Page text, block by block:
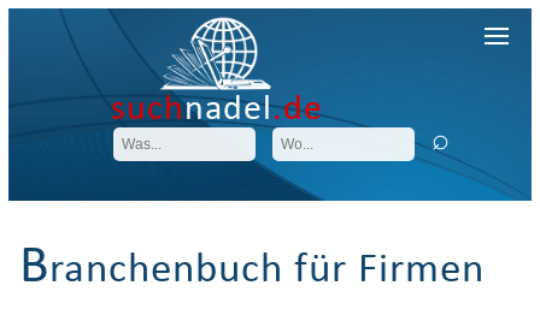
suchnadel.de
Branchenbuch für Firmen